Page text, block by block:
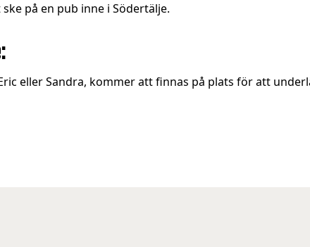
på en pub inne i Södertälje.
Eric eller Sandra, kommer att finnas på plats för att